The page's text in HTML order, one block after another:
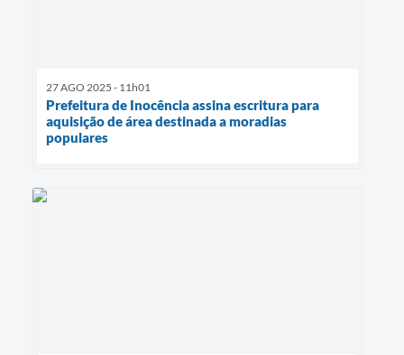
27 AGO 2025 - 11h01
Prefeitura de Inocência assina escritura para
aquisição de área destinada a moradias
populares